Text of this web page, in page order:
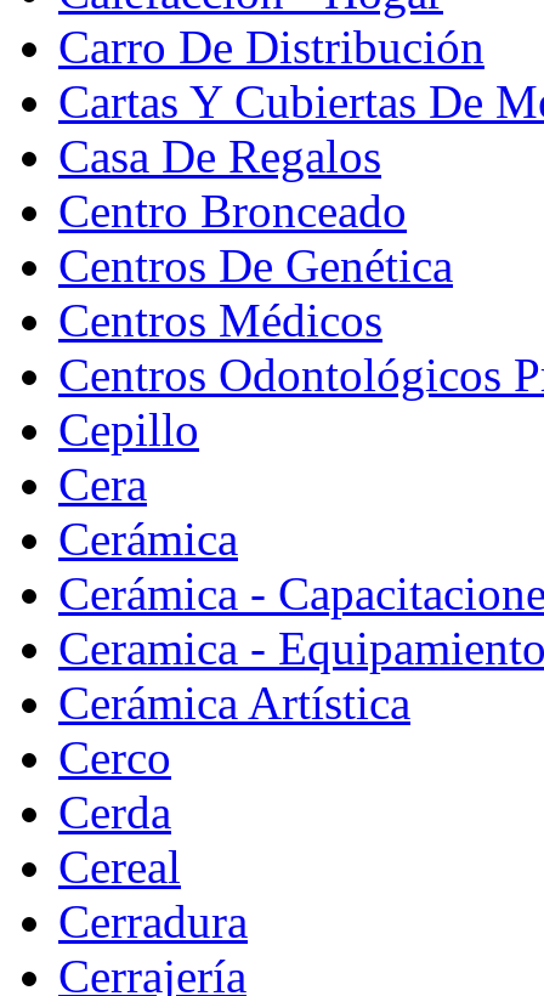
Carro De Distribución
Cartas Y Cubiertas De
Casa De Regalos
Centro Bronceado
Centros De Genética
Centros Médicos
Centros Odontológicos
Cepillo
Cera
Cerámica
Cerámica -
Ceramica -
Cerámica Artística
Cerco
Cerda
Cereal
Cerradura
Cerrajería